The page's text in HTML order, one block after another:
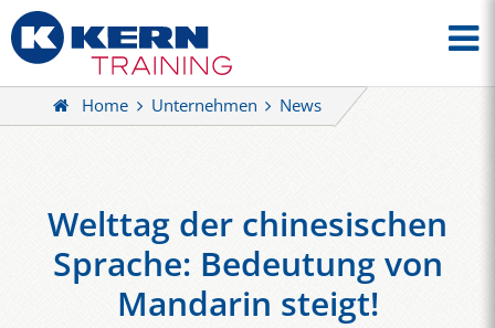
Home Unternehmen News
Welttag der chinesischen
Sprache: Bedeutung von
Mandarin steigt!